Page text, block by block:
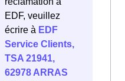
EDF, veuillez
écrire à EDF
Service Clients,
TSA 21941,
62978 ARRAS